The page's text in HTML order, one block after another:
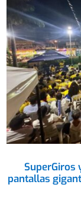
SuperGiros
pantallas